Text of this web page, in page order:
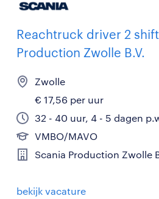
Reachtruck driver 2
Production Zwolle B.V.
Zwolle
€ 17,56 per uur
32 - 40 uur, 4 - 5 dagen
VMBO/MAVO
Scania Production Zwolle
bekijk vacature